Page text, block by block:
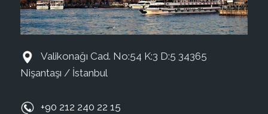
Valikonağı Cad. No:54 K:3 D:5 34365
Nişantaşı / İstanbul
+90 212 240 22 15